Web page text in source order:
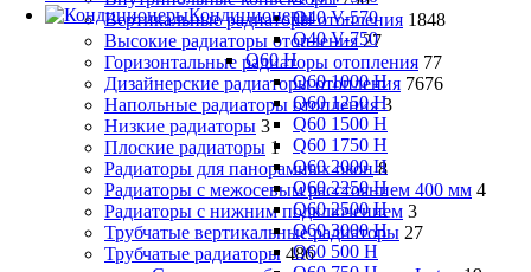
Q40 V-570
Q40 V-750
Q60 H
Q60 1000 H
Q60 1250 H
Q60 1500 H
Q60 1750 H
Q60 2000 H
Q60 2250 H
Q60 2500 H
Q60 3000 H
Q60 500 H
Кондиционеры
Вертикальные радиаторы отопления 1848
Высокие радиаторы отопления 27
Горизонтальные радиаторы отопления 77
Дизайнерские радиаторы отопления 7676
Напольные радиаторы отопления 3
Низкие радиаторы 3
Плоские радиаторы 1
Радиаторы для панорамных окон 8
Радиаторы с межосевым расстоянием 400 мм 4
Радиаторы с нижним подключением 3
Трубчатые вертикальные радиаторы 27
Трубчатые радиаторы 486